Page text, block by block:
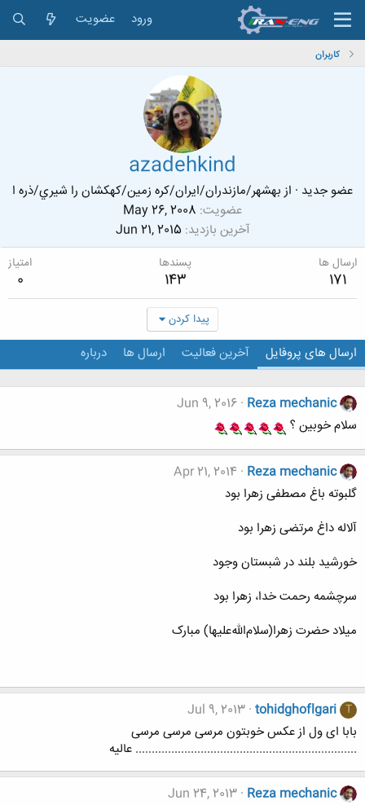
ورود عضویت
کاربران
azadehkind
عضو جدید · از بهشهر/مازندران/ايران/كره زمين/كهكشان را شيري/ذره ا
عضویت May 26, 2008
آخرین بازدید Jun 21, 2015
ارسال ها
171
پسندها
143
امتیاز
0
پیدا کردن
ارسال های پروفایل آخرین فعالیت ارسال ها درباره
Reza mechanic
Jun 9, 2016
سلام خوبین ؟
Reza mechanic
Apr 21, 2014
گلبوته باغ مصطفى زهرا بود
آلاله داغ مرتضى زهرا بود
خورشید بلند در شبستان وجود
سرچشمه رحمت خدا، زهرا بود
میلاد حضرت زهرا(سلام‌الله‌علیها) مبارک
T
tohidghoflgari
Jul 9, 2013
بابا ای ول از عکس خوبتون مرسی مرسی مرسی
.................................................................... عالیه
Reza mechanic
Jun 24, 2013